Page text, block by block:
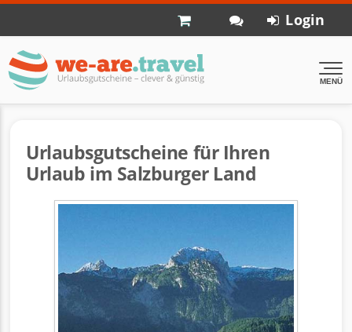
Login
MENÜ
Urlaubsgutscheine für Ihren
Urlaub im Salzburger Land